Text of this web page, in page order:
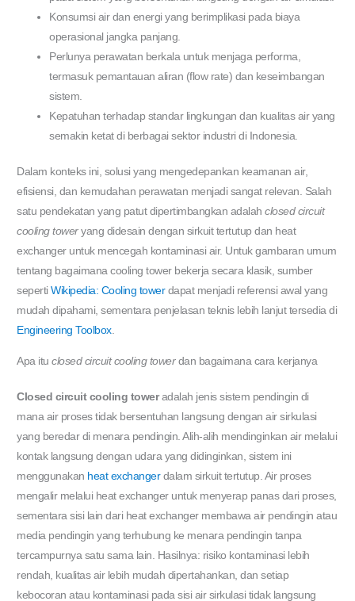
Konsumsi air dan energi yang berimplikasi pada biaya
operasional jangka panjang.
Perlunya perawatan berkala untuk menjaga performa,
termasuk pemantauan aliran (flow rate) dan keseimbangan
sistem.
Kepatuhan terhadap standar lingkungan dan kualitas air yang
semakin ketat di berbagai sektor industri di Indonesia.
Dalam konteks ini, solusi yang mengedepankan keamanan air,
efisiensi, dan kemudahan perawatan menjadi sangat relevan. Salah
satu pendekatan yang patut dipertimbangkan adalahclosed circuit
cooling toweryang didesain dengan sirkuit tertutup dan heat
exchanger untuk mencegah kontaminasi air. Untuk gambaran umum
tentang bagaimana cooling tower bekerja secara klasik, sumber
sepertiWikipedia: Cooling towerdapat menjadi referensi awal yang
mudah dipahami, sementara penjelasan teknis lebih lanjut tersedia di
Engineering Toolbox.
Apa ituclosed circuit cooling towerdan bagaimana cara kerjanya
Closed circuit cooling toweradalah jenis sistem pendingin di
mana air proses tidak bersentuhan langsung dengan air sirkulasi
yang beredar di menara pendingin. Alih-alih mendinginkan air melalui
kontak langsung dengan udara yang didinginkan, sistem ini
menggunakan heat exchangerdalam sirkuit tertutup. Air proses
mengalir melalui heat exchanger untuk menyerap panas dari proses,
sementara sisi lain dari heat exchanger membawa air pendingin atau
media pendingin yang terhubung ke menara pendingin tanpa
tercampurnya satu sama lain. Hasilnya: risiko kontaminasi lebih
rendah, kualitas air lebih mudah dipertahankan, dan setiap
kebocoran atau kontaminasi pada sisi air sirkulasi tidak langsung